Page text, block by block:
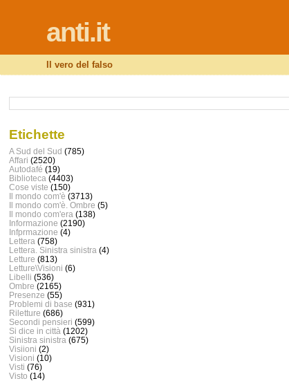
anti.it
Il vero del falso
Etichette
A Sud del Sud (785)
Affari (2520)
Autodafé (19)
Biblioteca (4403)
Cose viste (150)
Il mondo com'è (3713)
Il mondo com'è. Ombre (5)
Il mondo com'era (138)
Informazione (2190)
Infprmazione (4)
Lettera (758)
Lettera. Sinistra sinistra (4)
Letture (813)
Letture\Visioni (6)
Libelli (536)
Ombre (2165)
Presenze (55)
Problemi di base (931)
Riletture (686)
Secondi pensieri (599)
Si dice in città (1202)
Sinistra sinistra (675)
Visiioni (2)
Visioni (10)
Visti (76)
Visto (14)